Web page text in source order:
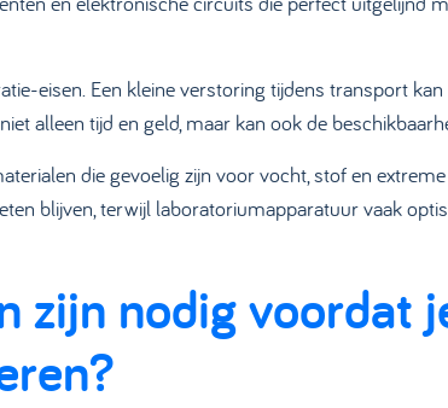
eisen. Een kleine verstoring tijdens transport
alleen tijd en geld, maar kan ook de
die gevoelig zijn voor vocht, stof en
blijven, terwijl laboratoriumapparatuur vaak
zijn nodig voordat